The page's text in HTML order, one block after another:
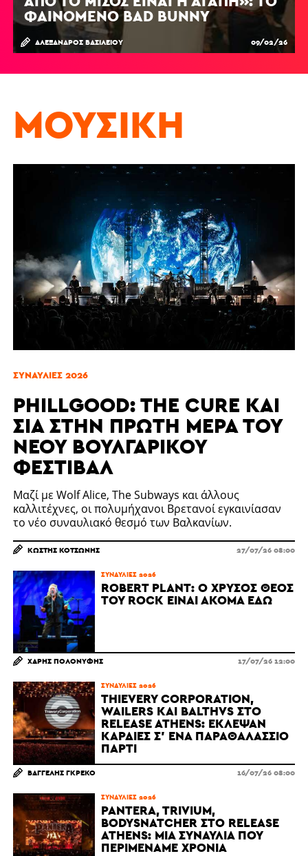
ΦΑΙΝΌΜΕΝΟ BAD BUNNY
ΑΛΈΞΑΝΔΡΟΣ ΒΑΣΙΛΕΊΟΥ 09/02/26
ΜΟΥΣΙΚΉ
ΣΥΝΑΥΛΊΕΣ 2026
PHILLGOOD: THE CURE ΚΑΙ
ΣΊΑ ΣΤΗΝ ΠΡΏΤΗ ΜΈΡΑ ΤΟΥ
ΝΈΟΥ ΒΟΥΛΓΑΡΙΚΟΎ
ΦΕΣΤΙΒΆΛ
Μαζί με Wolf Alice, The Subways και άλλους
καλλιτέχνες, οι πολυμήχανοι Βρετανοί εγκαινίασαν
το νέο συναυλιακό θεσμό των Βαλκανίων.
ΚΩΣΤΉΣ ΚΟΤΣΏΝΗΣ 27/07/26 08:00
ΣΥΝΑΥΛΊΕΣ 2026
ROBERT PLANT: Ο ΧΡΥΣΌΣ ΘΕΌΣ
ΤΟΥ ROCK ΕΊΝΑΙ ΑΚΌΜΑ ΕΔΏ
ΧΆΡΗΣ ΠΟΛΟΝΎΦΗΣ 17/07/26 12:00
ΣΥΝΑΥΛΊΕΣ 2026
THIEVERY CORPORATION,
WAILERS ΚΑΙ BALTHVS ΣΤΟ
RELEASE ATHENS: ΈΚΛΕΨΑΝ
ΚΑΡΔΙΈΣ Σ' ΈΝΑ ΠΑΡΑΘΑΛΆΣΣΙΟ
ΠΆΡΤΙ
ΒΑΓΓΈΛΗΣ ΓΚΡΈΚΟ 16/07/26 08:00
ΣΥΝΑΥΛΊΕΣ 2026
PANTERA, TRIVIUM,
BODYSNATCHER ΣΤΟ RELEASE
ATHENS: ΜΙΑ ΣΥΝΑΥΛΊΑ ΠΟΥ
ΠΕΡΙΜΈΝΑΜΕ ΧΡΌΝΙΑ